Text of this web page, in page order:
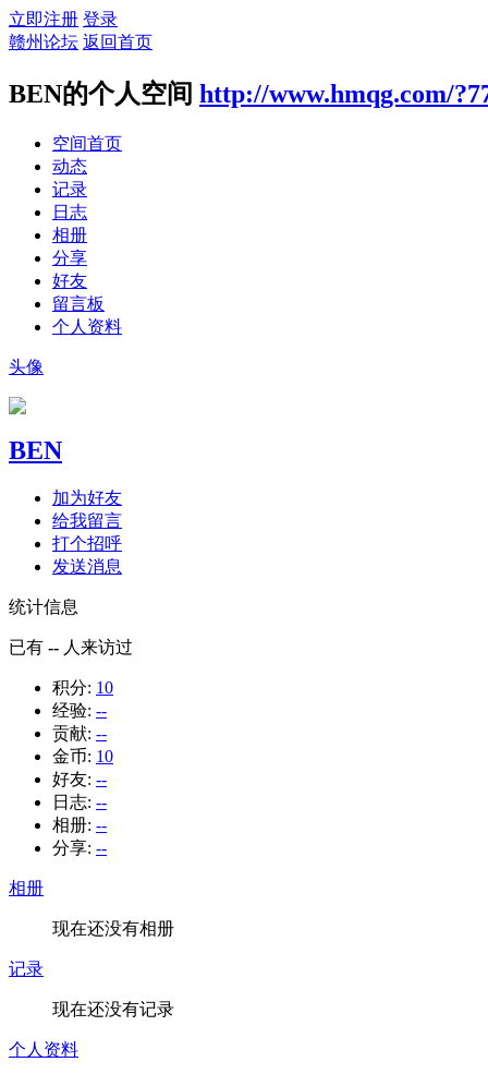
立即注册 登录
赣州论坛 返回首页
BEN的个人空间 http://www.hmqg.com/
空间首页
动态
记录
日志
相册
分享
好友
留言板
个人资料
头像
BEN
加为好友
给我留言
打个招呼
发送消息
统计信息
已有 -- 人来访过
积分: 10
经验: --
贡献: --
金币: 10
好友: --
日志: --
相册: --
分享: --
相册
现在还没有相册
记录
现在还没有记录
个人资料